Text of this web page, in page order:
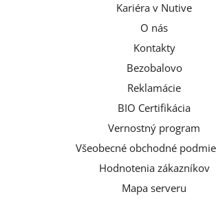
Kariéra v Nutive
O nás
Kontakty
Bezobalovo
Reklamácie
BIO Certifikácia
Vernostný program
Všeobecné obchodné
Hodnotenia zákazníkov
Mapa serveru